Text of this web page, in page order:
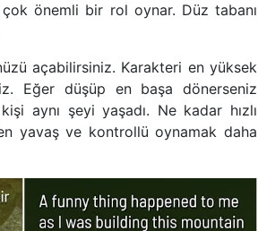
önemli bir rol oynar. Düz tabanı
açabilirsiniz. Karakteri en yüksek
Eğer düşüp en başa dönerseniz
aynı şeyi yaşadı. Ne kadar hızlı
yavaş ve kontrollü oynamak daha